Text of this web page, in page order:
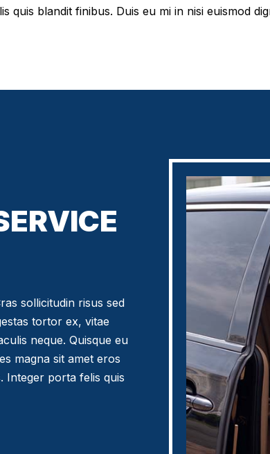
blandit finibus. Duis eu mi in nisi euismod
sollicitudin risus sed
tortor ex, vitae
neque. Quisque eu
magna sit amet eros
Integer porta felis quis